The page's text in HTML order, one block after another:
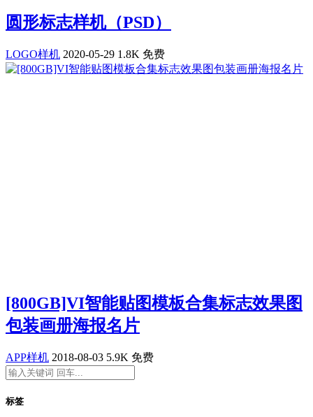
圆形标志样机（PSD）
LOGO样机 2020-05-29 1.8K 免费
[800GB]VI智能贴图模板合集标志效果图
包装画册海报名片
APP样机 2018-08-03 5.9K 免费
标签